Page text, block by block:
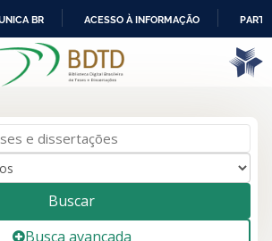
IR
PARA
BR ACESSO À INFORMAÇÃO
Buscar
Busca avançada